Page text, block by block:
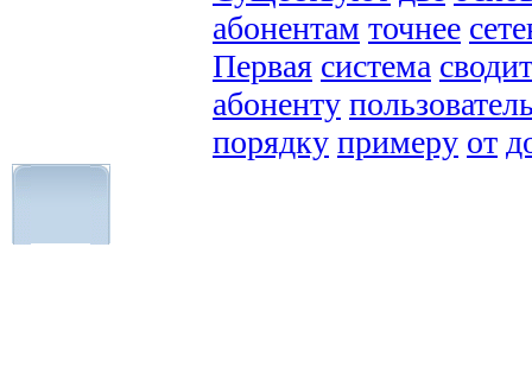
абонентам точнее
Первая система
абоненту
порядку примеру от